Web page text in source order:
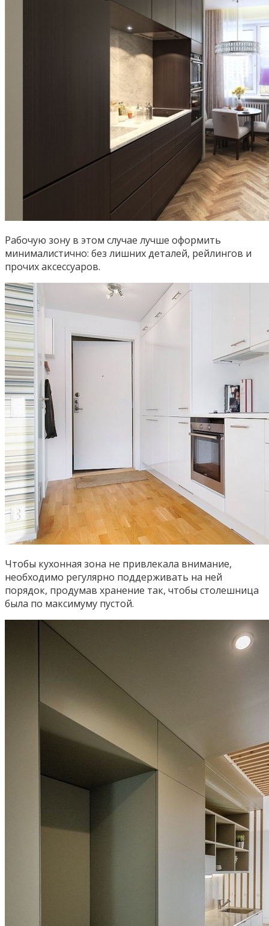
Рабочую зону в этом случае лучше оформить
минималистично: без лишних деталей, рейлингов и
прочих аксессуаров.
Чтобы кухонная зона не привлекала внимание,
необходимо регулярно поддерживать на ней
порядок, продумав хранение так, чтобы столешница
была по максимуму пустой.